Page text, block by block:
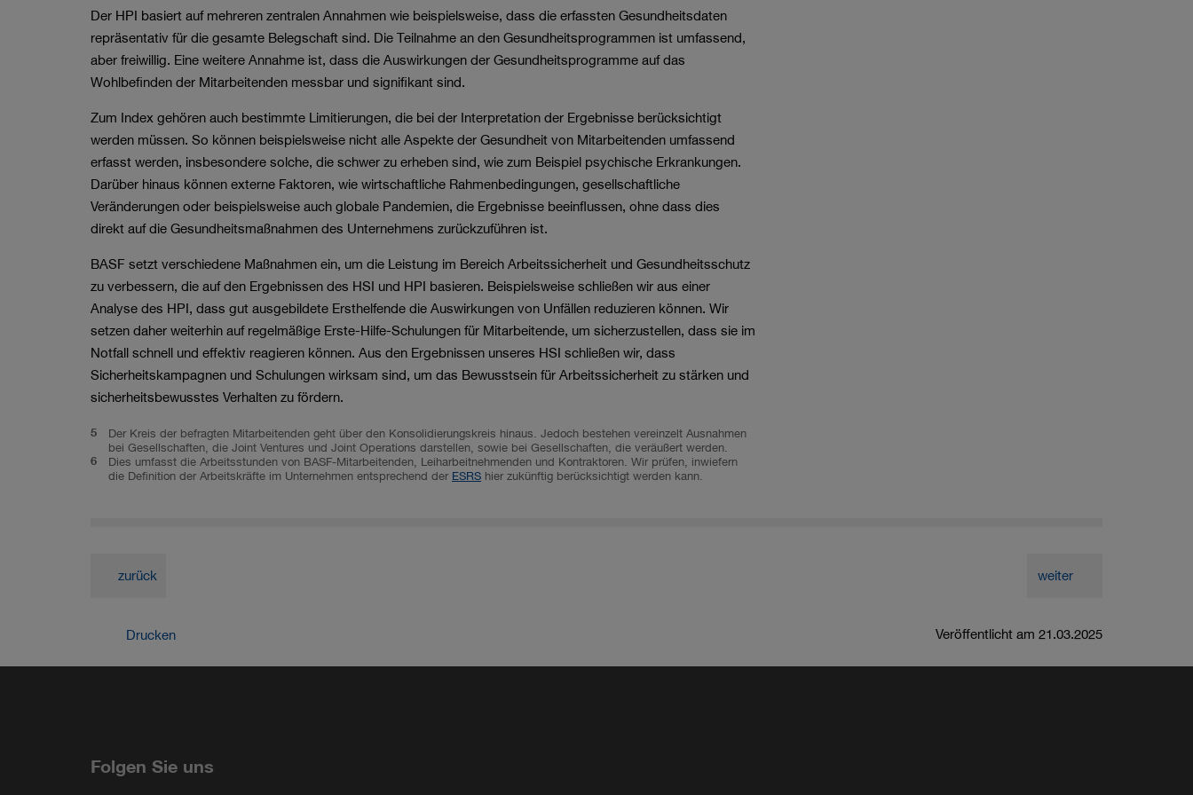
Der HPI basiert auf mehreren zentralen Annahmen wie beispielsweise, dass die erfassten Gesundheitsdaten
repräsentativ für die gesamte Belegschaft sind. Die Teilnahme an den Gesundheitsprogrammen ist umfassend,
aber freiwillig. Eine weitere Annahme ist, dass die Auswirkungen der Gesundheitsprogramme auf das
Wohlbefinden der Mitarbeitenden messbar und signifikant sind.
Zum Index gehören auch bestimmte Limitierungen, die bei der Interpretation der Ergebnisse berücksichtigt
werden müssen. So können beispielsweise nicht alle Aspekte der Gesundheit von Mitarbeitenden umfassend
erfasst werden, insbesondere solche, die schwer zu erheben sind, wie zum Beispiel psychische Erkrankungen.
Darüber hinaus können externe Faktoren, wie wirtschaftliche Rahmenbedingungen, gesellschaftliche
Veränderungen oder beispielsweise auch globale Pandemien, die Ergebnisse beeinflussen, ohne dass dies
direkt auf die Gesundheitsmaßnahmen des Unternehmens zurückzuführen ist.
BASF setzt verschiedene Maßnahmen ein, um die Leistung im Bereich Arbeitssicherheit und Gesundheitsschutz
zu verbessern, die auf den Ergebnissen des HSI und HPI basieren. Beispielsweise schließen wir aus einer
Analyse des HPI, dass gut ausgebildete Ersthelfende die Auswirkungen von Unfällen reduzieren können. Wir
setzen daher weiterhin auf regelmäßige Erste-Hilfe-Schulungen für Mitarbeitende, um sicherzustellen, dass sie im
Notfall schnell und effektiv reagieren können. Aus den Ergebnissen unseres HSI schließen wir, dass
Sicherheitskampagnen und Schulungen wirksam sind, um das Bewusstsein für Arbeitssicherheit zu stärken und
sicherheitsbewusstes Verhalten zu fördern.
5
Der Kreis der befragten Mitarbeitenden geht über den Konsolidierungskreis hinaus. Jedoch bestehen vereinzelt Ausnahmen
bei Gesellschaften, die Joint Ventures und Joint Operations darstellen, sowie bei Gesellschaften, die veräußert werden.
6
Dies umfasst die Arbeitsstunden von BASF-Mitarbeitenden, Leiharbeitnehmenden und Kontraktoren. Wir prüfen, inwiefern
die Definition der Arbeitskräfte im Unternehmen entsprechend der ESRS hier zukünftig berücksichtigt werden kann.
zurück weiter
Veröffentlicht am 21.03.2025
Drucken
Folgen Sie uns